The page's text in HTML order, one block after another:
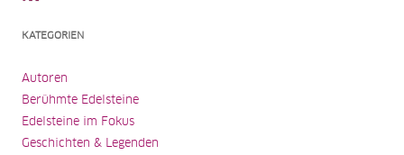
KATEGORIEN
Autoren
Berühmte Edelsteine
Edelsteine im Fokus
Geschichten & Legenden